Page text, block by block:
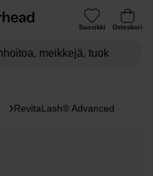
Suosikki Ostoskori
RevitaLash® Advanced